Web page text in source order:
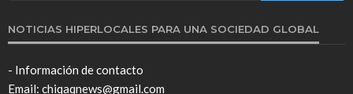
NOTICIAS HIPERLOCALES PARA UNA SOCIEDAD GLOBAL
- Información de contacto
Email: chiqaqnews@gmail.com